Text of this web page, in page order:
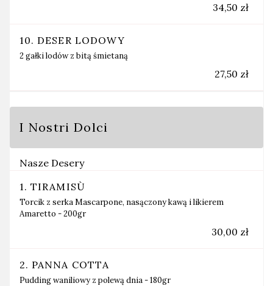
34,50 zł
10. DESER LODOWY
2 gałki lodów z bitą śmietaną
27,50 zł
I Nostri Dolci
Nasze Desery
1. TIRAMISÙ
Torcik z serka Mascarpone, nasączony kawą i likierem
Amaretto - 200gr
30,00 zł
2. PANNA COTTA
Pudding waniliowy z polewą dnia - 180gr